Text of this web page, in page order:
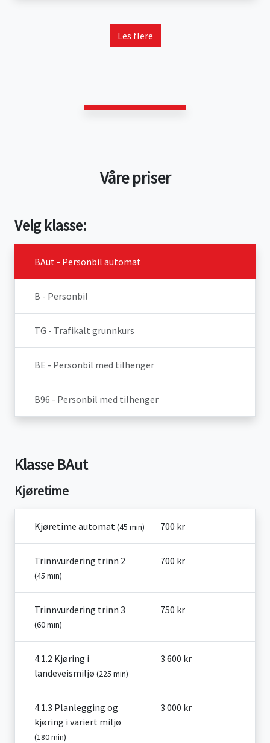
Les flere
Våre priser
Velg klasse:
BAut - Personbil automat
B - Personbil
TG - Trafikalt grunnkurs
BE - Personbil med tilhenger
B96 - Personbil med tilhenger
Klasse BAut
Kjøretime
Kjøretime automat (45 min) 700 kr
Trinnvurdering trinn 2
(45 min)
700 kr
Trinnvurdering trinn 3
(60 min)
750 kr
4.1.2 Kjøring i
landeveismiljø (225 min)
3 600 kr
4.1.3 Planlegging og
kjøring i variert miljø
(180 min)
3 000 kr